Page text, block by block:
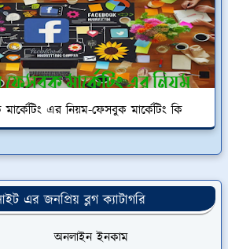
এর নিয়ম-ফেসবুক মার্কেটিং কি
এর জনপ্রিয় ব্লগ ক্যাটাগরি
অনলাইন ইনকাম